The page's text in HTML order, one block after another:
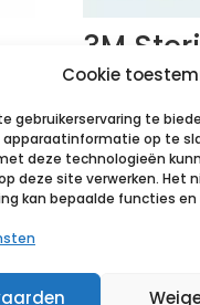
Cookie
gebruikerservaring te
apparaatinformatie op te
deze technologieën
deze site verwerken.
kan bepaalde functies
3M
x
strips)
€29,02 incl.